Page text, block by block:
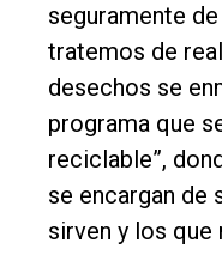
seguramente
tratemos de
desechos se
programa que
reciclable”,
se encargan de
sirven y los que